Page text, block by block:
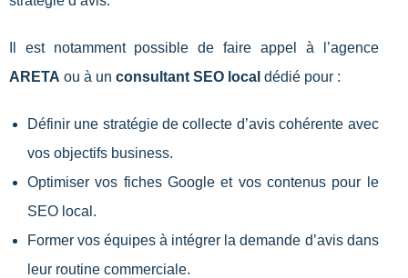
Il est notamment possible de faire appel à l’agence
ARETA ou à un consultant SEO local dédié pour :
Définir une stratégie de collecte d’avis cohérente avec
vos objectifs business.
Optimiser vos fiches Google et vos contenus pour le
SEO local.
Former vos équipes à intégrer la demande d’avis dans
leur routine commerciale.